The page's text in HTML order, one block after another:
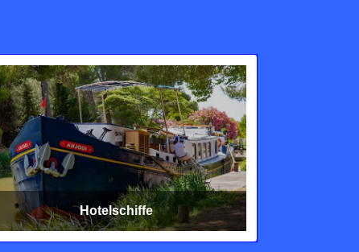
Hotelschiffe